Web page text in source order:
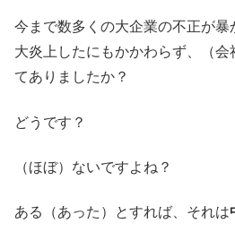
今まで数多くの大企業の不正が
大炎上したにもかかわらず、（
てありましたか？
どうです？
（ほぼ）ないですよね？
ある（あった）とすれば、それは